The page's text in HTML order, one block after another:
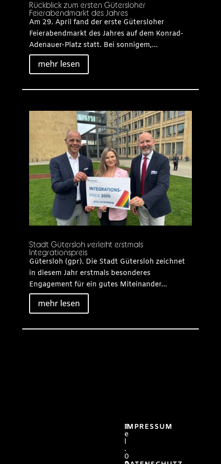
Rückblick zum ersten Gütersloher
Feierabendmarkt des Jahres
Am 29. April fand der erste Gütersloher
Feierabendmarkt des Jahres auf dem Konrad-
Adenauer-Platz statt. Bei sonnigem,...
mehr lesen
Stadt Gütersloh verleiht erstmals
Integrationspreis
Gütersloh (gpr). Die Stadt Gütersloh zeichnet
in diesem Jahr erstmals besonderes
Engagement für ein gutes Miteinander...
mehr lesen
IMPRESSUM
T
e
l
.
0